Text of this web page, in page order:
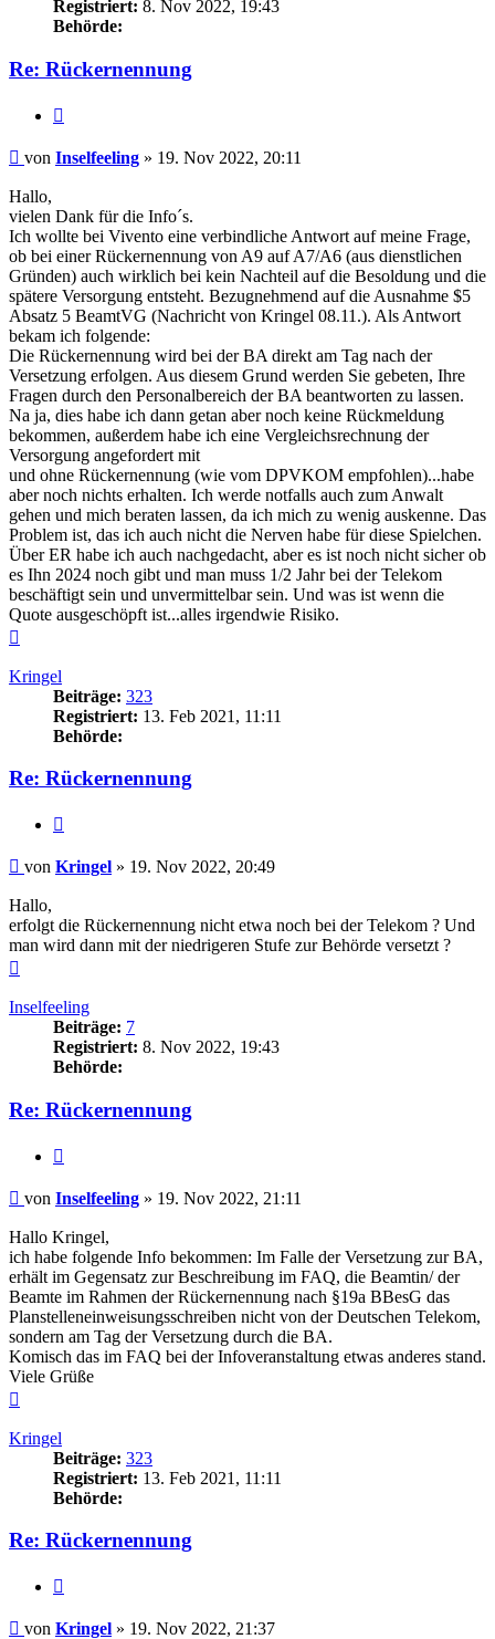
Registriert: 8. Nov 2022, 19:43
Behörde:
Re: Rückernennung
Beitrag
von Inselfeeling » 19. Nov 2022, 20:11
Hallo,
vielen Dank für die Info´s.
Ich wollte bei Vivento eine verbindliche Antwort auf meine Frage,
ob bei einer Rückernennung von A9 auf A7/A6 (aus dienstlichen
Gründen) auch wirklich bei kein Nachteil auf die Besoldung und die
spätere Versorgung entsteht. Bezugnehmend auf die Ausnahme $5
Absatz 5 BeamtVG (Nachricht von Kringel 08.11.). Als Antwort
bekam ich folgende:
Die Rückernennung wird bei der BA direkt am Tag nach der
Versetzung erfolgen. Aus diesem Grund werden Sie gebeten, Ihre
Fragen durch den Personalbereich der BA beantworten zu lassen.
Na ja, dies habe ich dann getan aber noch keine Rückmeldung
bekommen, außerdem habe ich eine Vergleichsrechnung der
Versorgung angefordert mit
und ohne Rückernennung (wie vom DPVKOM empfohlen)...habe
aber noch nichts erhalten. Ich werde notfalls auch zum Anwalt
gehen und mich beraten lassen, da ich mich zu wenig auskenne. Das
Problem ist, das ich auch nicht die Nerven habe für diese Spielchen.
Über ER habe ich auch nachgedacht, aber es ist noch nicht sicher ob
es Ihn 2024 noch gibt und man muss 1/2 Jahr bei der Telekom
beschäftigt sein und unvermittelbar sein. Und was ist wenn die
Quote ausgeschöpft ist...alles irgendwie Risiko.
Kringel
Beiträge: 323
Registriert: 13. Feb 2021, 11:11
Behörde:
Re: Rückernennung
Beitrag
von Kringel » 19. Nov 2022, 20:49
Hallo,
erfolgt die Rückernennung nicht etwa noch bei der Telekom ? Und
man wird dann mit der niedrigeren Stufe zur Behörde versetzt ?
Inselfeeling
Beiträge: 7
Registriert: 8. Nov 2022, 19:43
Behörde:
Re: Rückernennung
Beitrag
von Inselfeeling » 19. Nov 2022, 21:11
Hallo Kringel,
ich habe folgende Info bekommen: Im Falle der Versetzung zur BA,
erhält im Gegensatz zur Beschreibung im FAQ, die Beamtin/ der
Beamte im Rahmen der Rückernennung nach §19a BBesG das
Planstelleneinweisungsschreiben nicht von der Deutschen Telekom,
sondern am Tag der Versetzung durch die BA.
Komisch das im FAQ bei der Infoveranstaltung etwas anderes stand.
Viele Grüße
Kringel
Beiträge: 323
Registriert: 13. Feb 2021, 11:11
Behörde:
Re: Rückernennung
Beitrag
von Kringel » 19. Nov 2022, 21:37